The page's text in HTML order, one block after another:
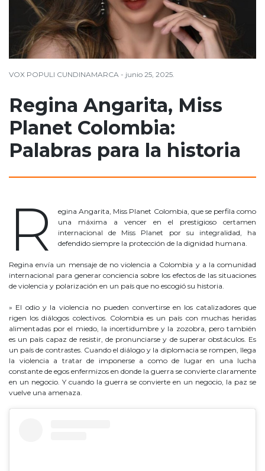
VOX POPULI CUNDINAMARCA - junio 25, 2025.
Regina Angarita, Miss
Planet Colombia:
Palabras para la historia
R
egina Angarita, Miss Planet Colombia, que se perfila como
una máxima a vencer en el prestigioso certamen
internacional de Miss Planet por su integralidad, ha
defendido siempre la protección de la dignidad humana.
Regina envía un mensaje de no violencia a Colombia y a la comunidad
internacional para generar conciencia sobre los efectos de las situaciones
de violencia y polarización en un país que no escogió su historia.
» El odio y la violencia no pueden convertirse en los catalizadores que
rigen los diálogos colectivos. Colombia es un país con muchas heridas
alimentadas por el miedo, la incertidumbre y la zozobra, pero también
es un país capaz de resistir, de pronunciarse y de superar obstáculos. Es
un país de contrastes. Cuando el diálogo y la diplomacia se rompen, llega
la violencia a tratar de imponerse a como de lugar en una lucha
constante de egos enfermizos en donde la guerra se convierte claramente
en un negocio. Y cuando la guerra se convierte en un negocio, la paz se
vuelve una amenaza.